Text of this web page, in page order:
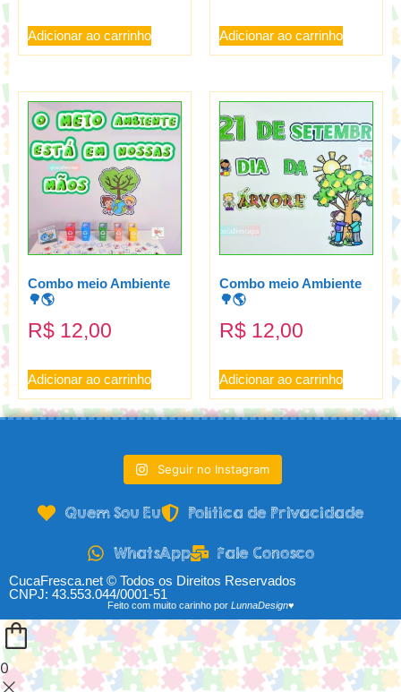
Adicionar ao carrinho Adicionar ao carrinho
Combo meio Ambiente
🌳🌎
R$ 12,00
Adicionar ao carrinho
Combo meio Ambiente
🌳🌎
R$ 12,00
Adicionar ao carrinho
Seguir no Instagram
Quem Sou Eu Política de Privacidade
WhatsApp Fale Conosco
CucaFresca.net © Todos os Direitos Reservados
CNPJ: 43.553.044/0001-51
Feito com muito carinho por LunnaDesign♥
0